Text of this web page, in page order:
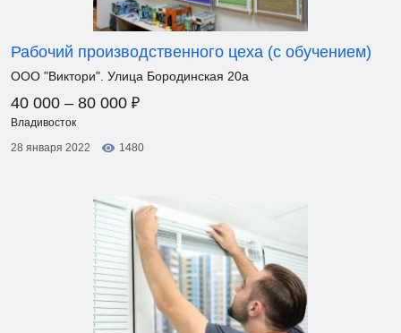
Рабочий производственного цеха (с обучением)
ООО "Виктори". Улица Бородинская 20а
40 000 – 80 000 ₽
Владивосток
28 января 2022
1480